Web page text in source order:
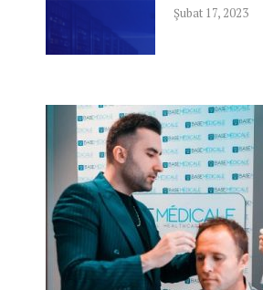
Şubat 17, 2023